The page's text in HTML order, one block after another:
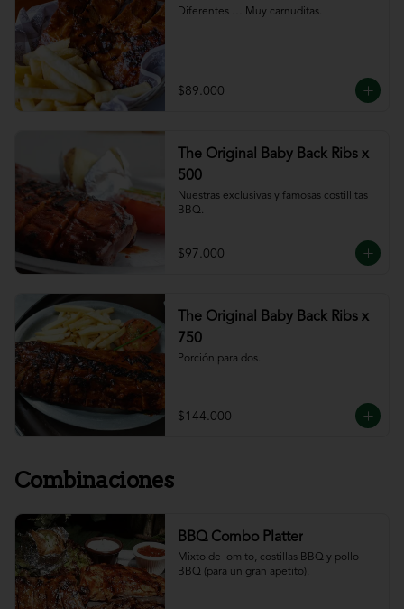
Diferentes … Muy carnuditas.
$89.000
The Original Baby Back Ribs x
500
Nuestras exclusivas y famosas costillitas
BBQ.
$97.000
The Original Baby Back Ribs x
750
Porción para dos.
$144.000
Combinaciones
BBQ Combo Platter
Mixto de lomito, costillas BBQ y pollo
BBQ (para un gran apetito).